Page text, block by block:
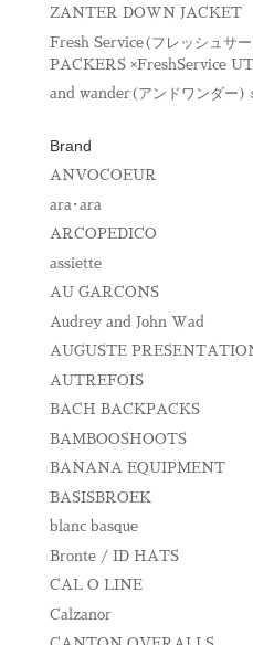
ZANTER DOWN JACKET
Fresh Service(フレッシュサ
PACKERS ×FreshService
and wander(アンドワンダー
Brand
ANVOCOEUR
ara･ara
ARCOPEDICO
assiette
AU GARCONS
Audrey and John Wad
AUGUSTE
AUTREFOIS
BACH BACKPACKS
BAMBOOSHOOTS
BANANA EQUIPMENT
BASISBROEK
blanc basque
Bronte / ID HATS
CAL O LINE
Calzanor